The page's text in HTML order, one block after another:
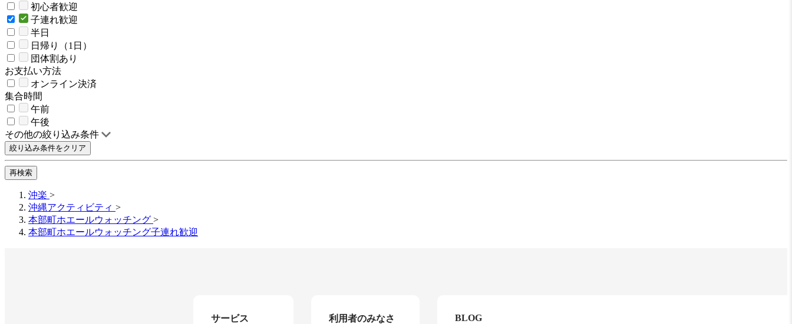
初心者歓迎
子連れ歓迎
半日
日帰り（1日）
団体割あり
お支払い方法
オンライン決済
集合時間
午前
午後
その他の絞り込み条件
絞り込み条件をクリア
再検索
沖楽 >
沖縄アクティビティ >
本部町ホエールウォッチング >
本部町ホエールウォッチング子連れ歓迎
サービス 利用者のみなさ BLOG